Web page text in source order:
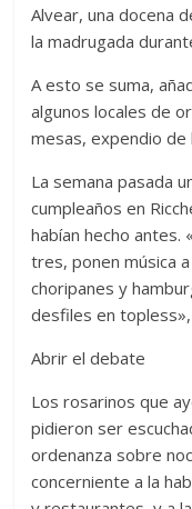
Alvear, una docena
la madrugada
A esto se suma,
algunos locales de
mesas, expendio de
La semana pasada
cumpleaños en
habían hecho antes.
tres, ponen música
choripanes y
desfiles en
Abrir el debate
Los rosarinos que
pidieron ser
ordenanza sobre
concerniente a la